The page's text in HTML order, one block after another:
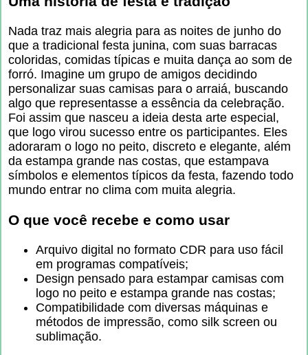
Nada traz mais alegria para as noites de junho do
que a tradicional festa junina, com suas barracas
coloridas, comidas típicas e muita dança ao som de
forró. Imagine um grupo de amigos decidindo
personalizar suas camisas para o arraiá, buscando
algo que representasse a essência da celebração.
Foi assim que nasceu a ideia desta arte especial,
que logo virou sucesso entre os participantes. Eles
adoraram o logo no peito, discreto e elegante, além
da estampa grande nas costas, que estampava
símbolos e elementos típicos da festa, fazendo todo
mundo entrar no clima com muita alegria.
O que você recebe e como usar
Arquivo digital no formato CDR para uso fácil
em programas compatíveis;
Design pensado para estampar camisas com
logo no peito e estampa grande nas costas;
Compatibilidade com diversas máquinas e
métodos de impressão, como silk screen ou
sublimação.